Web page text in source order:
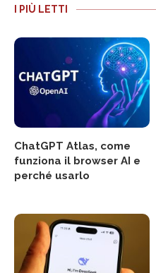
I PIÙ LETTI
ChatGPT Atlas, come
funziona il browser AI e
perché usarlo